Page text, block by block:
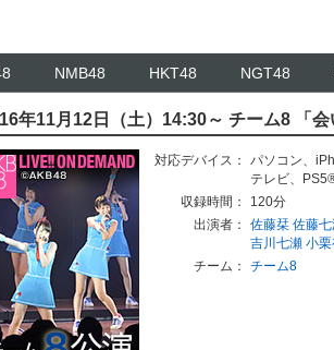
NMB48 HKT48 NGT48
年11月12日（土）14:30～ チーム8 「
対応デバイス： パソコン、
テレビ、
収録時間：
120分
出演者：
佐藤栞 佐藤
吉川七瀬 小栗
チーム：
チーム8